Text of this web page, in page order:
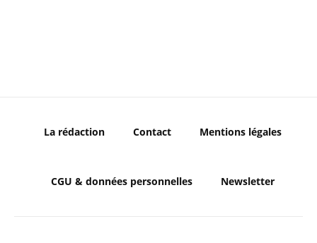
La rédaction Contact Mentions légales
CGU & données personnelles Newsletter